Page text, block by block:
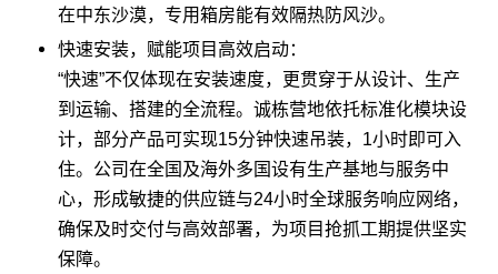
在中东沙漠，专用箱房能有效隔热防风沙。
快速安装，赋能项目高效启动：
“快速”不仅体现在安装速度，更贯穿于从设计、生产
到运输、搭建的全流程。诚栋营地依托标准化模块设
计，部分产品可实现15分钟快速吊装，1小时即可入
住。公司在全国及海外多国设有生产基地与服务中
心，形成敏捷的供应链与24小时全球服务响应网络，
确保及时交付与高效部署，为项目抢抓工期提供坚实
保障。